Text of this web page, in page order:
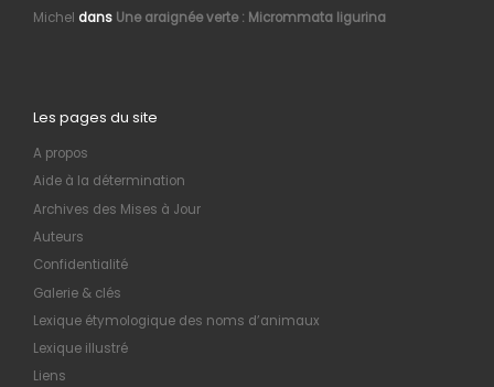
Michel dans Une araignée verte : Micrommata ligurina
Les pages du site
A propos
Aide à la détermination
Archives des Mises à Jour
Auteurs
Confidentialité
Galerie & clés
Lexique étymologique des noms d’animaux
Lexique illustré
Liens